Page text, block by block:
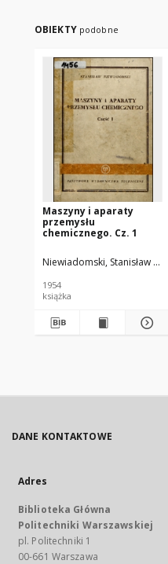
OBIEKTY podobne
Maszyny i aparaty
przemysłu
chemicznego. Cz. 1
Niewiadomski, Stanisław
1954
książka
DANE KONTAKTOWE
Adres
Biblioteka Główna
Politechniki Warszawskiej
pl. Politechniki 1
00-661 Warszawa